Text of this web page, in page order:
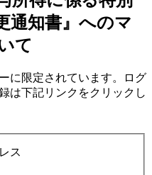
通知書』へのマ
て
に限定されています。ログ
は下記リンクをクリックし
ス